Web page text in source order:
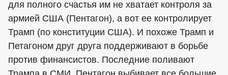
для полного счастья им не хватает контроля за
армией США (Пентагон), а вот ее контролирует
Трамп (по конституции США). И похоже Трамп и
Петагоном друг друга поддерживают в борьбе
против финансистов. Последние поливают